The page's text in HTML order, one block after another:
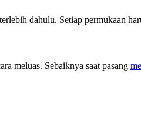
dahulu. Setiap permukaan
meluas. Sebaiknya saat pasang